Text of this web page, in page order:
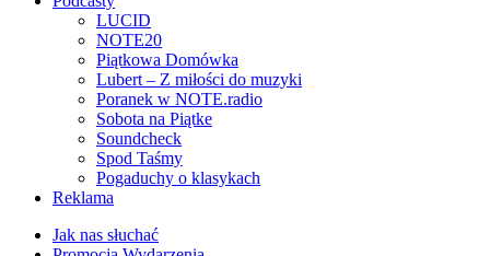
LUCID
NOTE20
Piątkowa Domówka
Lubert – Z miłości do muzyki
Poranek w NOTE.radio
Sobota na Piątke
Soundcheck
Spod Taśmy
Pogaduchy o klasykach
Reklama
Jak nas słuchać